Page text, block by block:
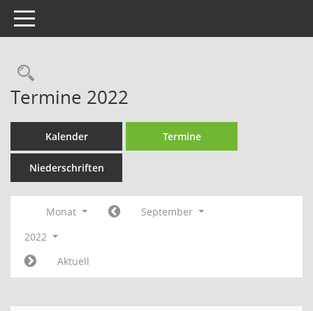
Toggle navigation
Rechercheauswahl
Termine 2022
Kalender Termine
Niederschriften
Monat
September
2022
Aktuell